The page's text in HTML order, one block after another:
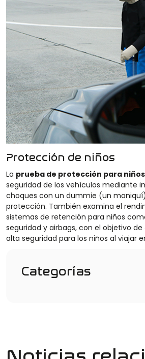
Protección de niños
La prueba de protección para niños
seguridad de los vehículos mediante
choques con un dummie (un
protección. También examina el
sistemas de retención para niños
seguridad y airbags, con el objetivo
alta seguridad para los niños al viajar
Categorías